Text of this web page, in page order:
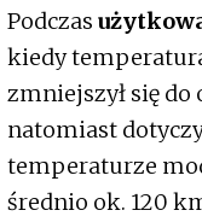
Podczas
kiedy
zmniejszył się
natomiast
temperaturze
średnio ok. 120